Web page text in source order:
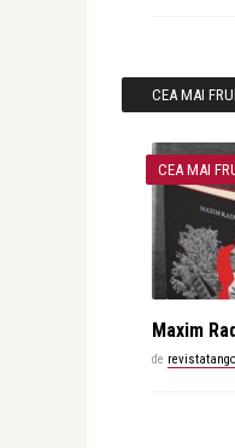
CEA MAI
CEA MAI
Maxim
de revistatango